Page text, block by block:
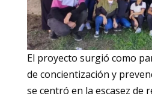
El proyecto surgió como
de concientización y
se centró en la escasez de